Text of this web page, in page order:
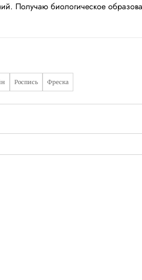
Получаю биологическое
Роспись Фреска